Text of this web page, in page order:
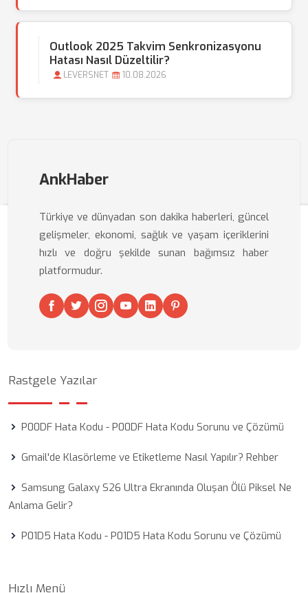
Outlook 2025 Takvim Senkronizasyonu
Hatası Nasıl Düzeltilir?
LEVERSNET 10.08.2026
AnkHaber
Türkiye ve dünyadan son dakika haberleri, güncel
gelişmeler, ekonomi, sağlık ve yaşam içeriklerini
hızlı ve doğru şekilde sunan bağımsız haber
platformudur.
Rastgele Yazılar
P00DF Hata Kodu - P00DF Hata Kodu Sorunu ve Çözümü
Gmail'de Klasörleme ve Etiketleme Nasıl Yapılır? Rehber
Samsung Galaxy S26 Ultra Ekranında Oluşan Ölü Piksel Ne
Anlama Gelir?
P01D5 Hata Kodu - P01D5 Hata Kodu Sorunu ve Çözümü
Hızlı Menü